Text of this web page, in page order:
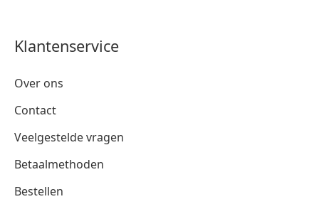
Klantenservice
Over ons
Contact
Veelgestelde vragen
Betaalmethoden
Bestellen